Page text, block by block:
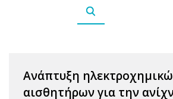
Ανάπτυξη
αισθητήρων για την